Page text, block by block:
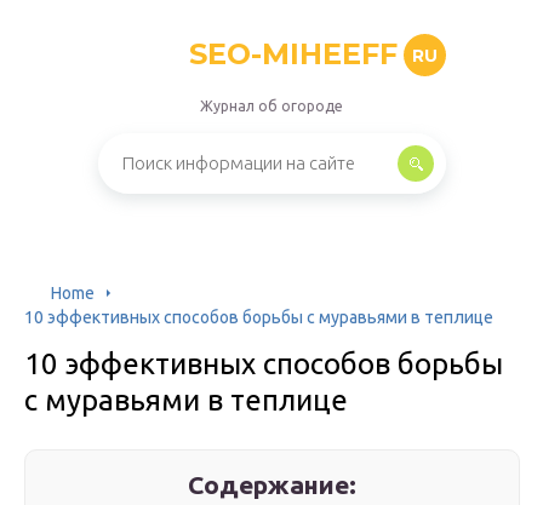
SEO-MIHEEFF RU
Журнал об огороде
Home
10 эффективных способов борьбы с муравьями в теплице
10 эффективных способов борьбы
с муравьями в теплице
Содержание: